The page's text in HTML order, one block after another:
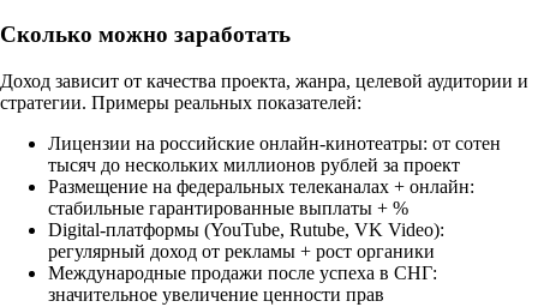
Сколько можно заработать
Доход зависит от качества проекта, жанра, целевой аудитории и
стратегии. Примеры реальных показателей:
Лицензии на российские онлайн-кинотеатры: от сотен
тысяч до нескольких миллионов рублей за проект
Размещение на федеральных телеканалах + онлайн:
стабильные гарантированные выплаты + %
Digital-платформы (YouTube, Rutube, VK Video):
регулярный доход от рекламы + рост органики
Международные продажи после успеха в СНГ:
значительное увеличение ценности прав